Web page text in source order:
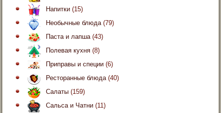
Напитки (15)
Необычные блюда(79)
Паста и лапша(43)
Полевая кухня (8)
Приправы и специи (6)
Ресторанные блюда(40)
Салаты (159)
Сальса и Чатни (11)